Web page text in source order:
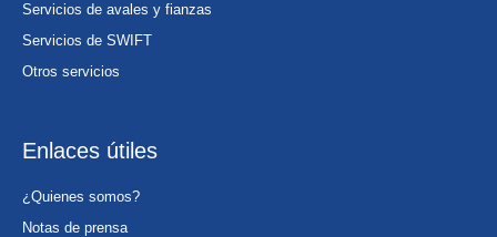
Servicios de avales y fianzas
Servicios de SWIFT
Otros servicios
Enlaces útiles
¿Quienes somos?
Notas de prensa